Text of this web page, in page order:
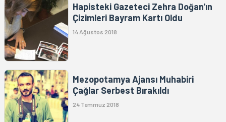
Hapisteki Gazeteci Zehra Doğan'ın
Çizimleri Bayram Kartı Oldu
14 Ağustos 2018
Mezopotamya Ajansı Muhabiri
Çağlar Serbest Bırakıldı
24 Temmuz 2018